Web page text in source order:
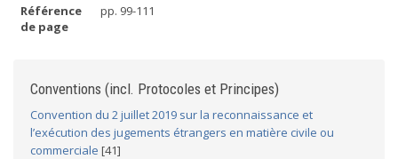
Référence
de page
pp. 99-111
Conventions (incl. Protocoles et Principes)
Convention du 2 juillet 2019 sur la reconnaissance et
l’exécution des jugements étrangers en matière civile ou
commerciale [41]